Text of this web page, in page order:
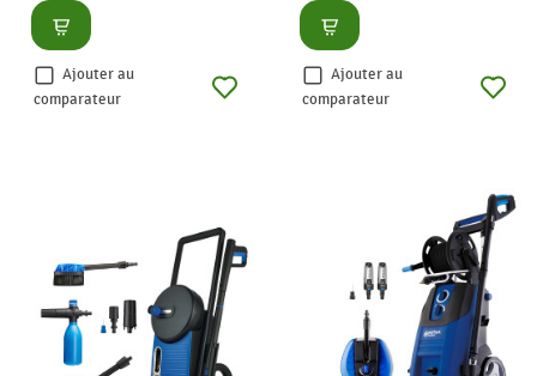
Consulter
Ajouter au
comparateur
Consulter
Ajouter au
comparateur